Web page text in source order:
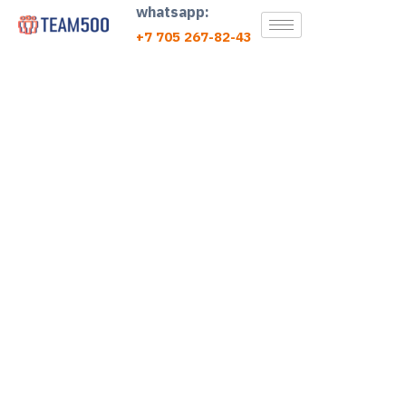
whatsapp:
+7 705 267-82-43